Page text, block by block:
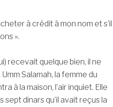
à crédit à mon nom et s’il
».
recevait quelque bien, il ne
Salamah, la femme du
à la maison, l’air inquiet. Elle
sept dinars qu’il avait reçus la